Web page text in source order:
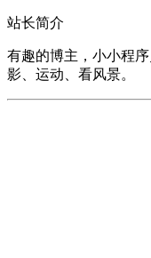
站长简介
有趣的博主，小小程
影、运动、看风景。